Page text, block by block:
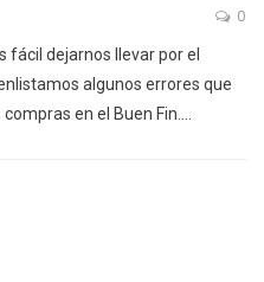
0
fácil dejarnos llevar por el
algunos errores que
en el Buen Fin.…